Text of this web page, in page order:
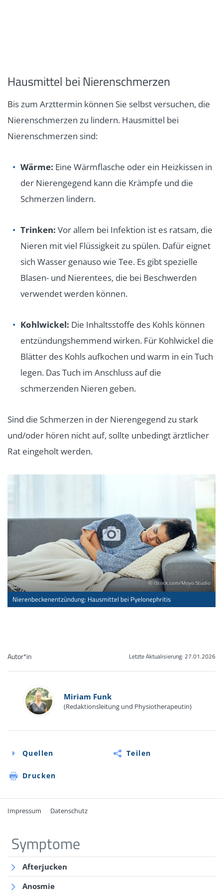
Hausmittel bei Nierenschmerzen
Bis zum Arzttermin können Sie selbst versuchen, die
Nierenschmerzen zu lindern. Hausmittel bei
Nierenschmerzen sind:
Wärme: Eine Wärmflasche oder ein Heizkissen in
der Nierengegend kann die Krämpfe und die
Schmerzen lindern.
Trinken: Vor allem bei Infektion ist es ratsam, die
Nieren mit viel Flüssigkeit zu spülen. Dafür eignet
sich Wasser genauso wie Tee. Es gibt spezielle
Blasen- und Nierentees, die bei Beschwerden
verwendet werden können.
Kohlwickel: Die Inhaltsstoffe des Kohls können
entzündungshemmend wirken. Für Kohlwickel die
Blätter des Kohls aufkochen und warm in ein Tuch
legen. Das Tuch im Anschluss auf die
schmerzenden Nieren geben.
Sind die Schmerzen in der Nierengegend zu stark
und/oder hören nicht auf, sollte unbedingt ärztlicher
Rat eingeholt werden.
© iStock.com/Moyo Studio
Nierenbeckenentzündung: Hausmittel bei Pyelonephritis
Letzte Aktualisierung: 27.01.2026
Autor*in
Miriam Funk
(Redaktionsleitung und Physiotherapeutin)
Quellen Teilen
Drucken
Impressum Datenschutz
Quellen
Online-Informationen der Urologie Praxis Dr. Salzer:
urologe-region-hannover.de/nierenschmerzen/
11/2022)
Symptome
Afterjucken
Anosmie